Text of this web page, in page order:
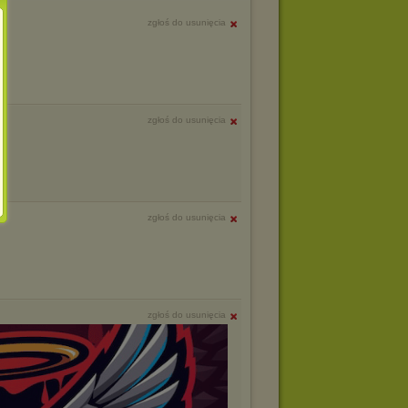
zgłoś do usunięcia
zgłoś do usunięcia
zgłoś do usunięcia
zgłoś do usunięcia